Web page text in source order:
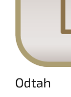
Odtah